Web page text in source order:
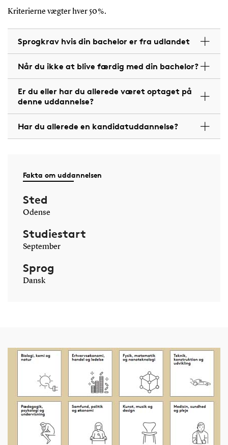
Kriterierne vægter hver 50 %.
Sprogkrav hvis din bachelor er fra udlandet
Når du ikke at blive færdig med din bachelor?
Er du eller har du allerede været optaget på
denne uddannelse?
Har du allerede en kandidatuddannelse?
Fakta om uddannelsen
Sted
Odense
Studiestart
September
Sprog
Dansk